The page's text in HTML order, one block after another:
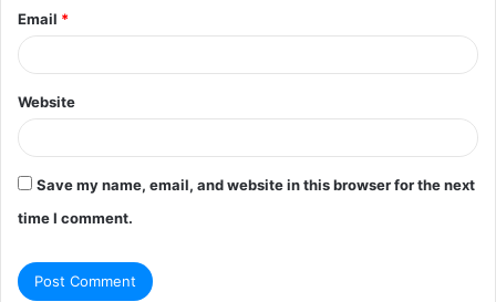
Email *
Website
Save my name, email, and website in this browser for the next
time I comment.